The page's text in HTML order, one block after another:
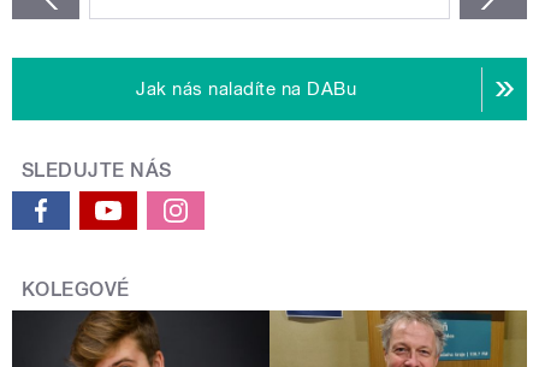
Jak nás naladíte na DABu
SLEDUJTE NÁS
KOLEGOVÉ